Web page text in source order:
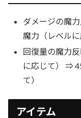
ダメージの魔
魔力（レベルに
回復量の魔力
に応じて） ⇒
て）
アイテム